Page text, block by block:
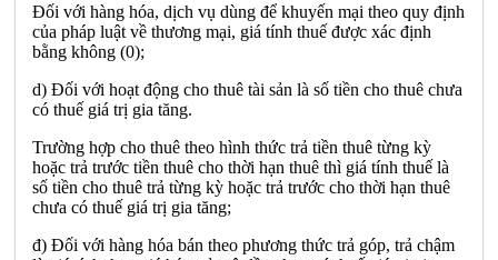
Đối với hàng hóa, dịch vụ dùng để khuyến mại theo quy định
của pháp luật về thương mại, giá tính thuế được xác định
bằng không (0);
d) Đối với hoạt động cho thuê tài sản là số tiền cho thuê chưa
có thuế giá trị gia tăng.
Trường hợp cho thuê theo hình thức trả tiền thuê từng kỳ
hoặc trả trước tiền thuê cho thời hạn thuê thì giá tính thuế là
số tiền cho thuê trả từng kỳ hoặc trả trước cho thời hạn thuê
chưa có thuế giá trị gia tăng;
đ) Đối với hàng hóa bán theo phương thức trả góp, trả chậm